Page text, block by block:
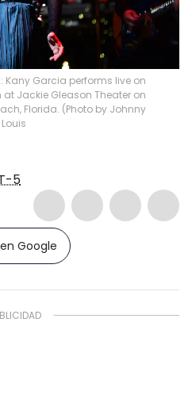
Kany Garcia performs live on
Jackie Gleason Theater on
Florida. (Photo by Johnny
5
Google